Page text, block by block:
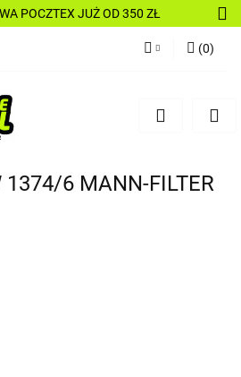
POCZTEX JUŻ OD 350 ZŁ
Zarejestruj się
(0)
1374/6 MANN-FILTER